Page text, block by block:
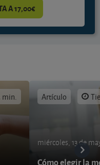
A 17,00€
min. Artículo
miércoles, 13 de
Cómo elegir la